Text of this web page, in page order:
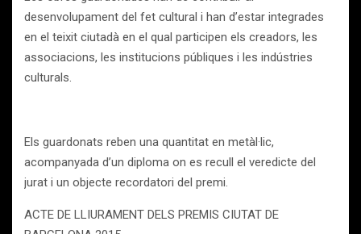
desenvolupament del fet cultural i han d’estar integrades
en el teixit ciutadà en el qual participen els creadors, les
associacions, les institucions públiques i les indústries
culturals.
Els guardonats reben una quantitat en metàl·lic,
acompanyada d’un diploma on es recull el veredicte del
jurat i un objecte recordatori del premi.
ACTE DE LLIURAMENT DELS PREMIS CIUTAT DE